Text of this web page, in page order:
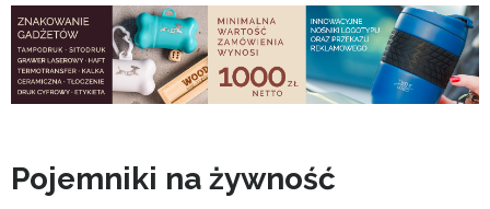
Pojemniki na żywność